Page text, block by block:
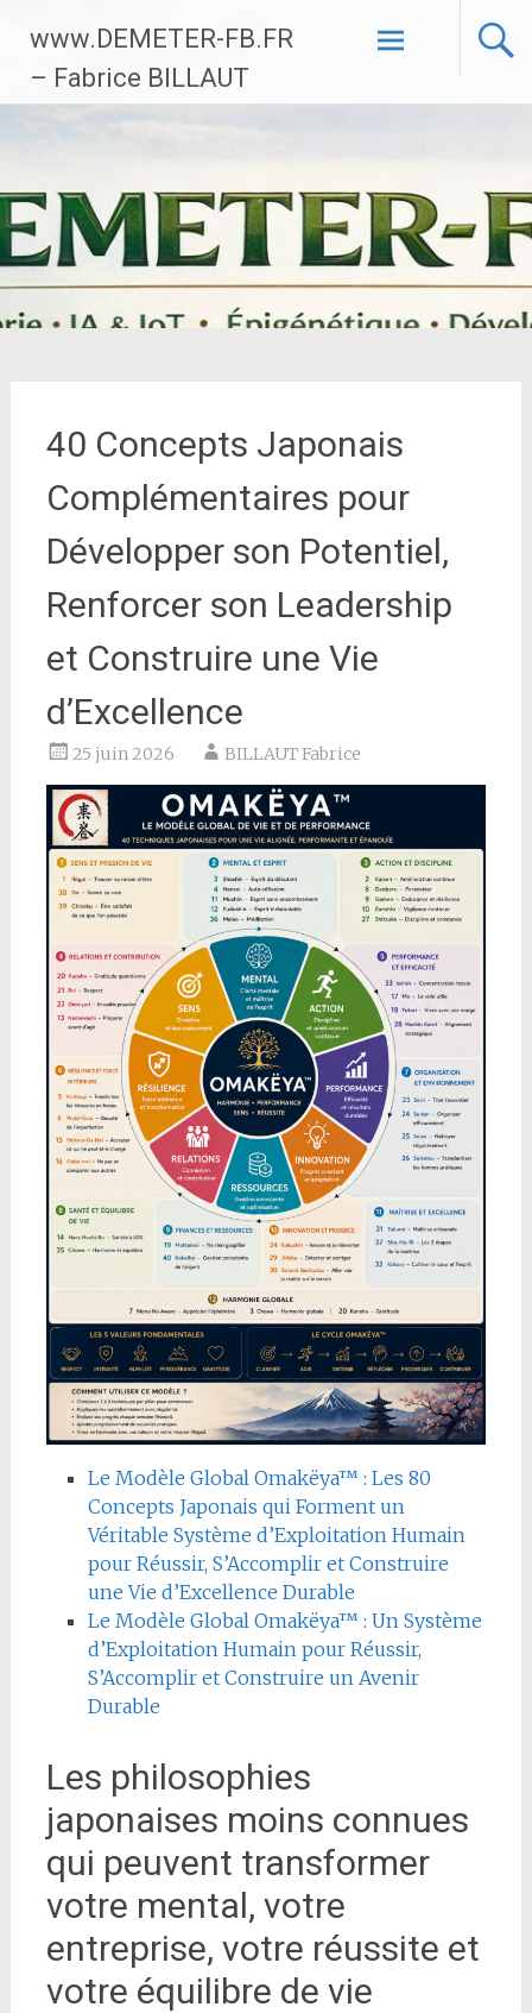
contenu
principal
www.DEMETER-FB.FR
– Fabrice BILLAUT
40 Concepts Japonais
Complémentaires pour
Développer son Potentiel,
Renforcer son Leadership
et Construire une Vie
d’Excellence
25 juin 2026 BILLAUT Fabrice
Le Modèle Global Omakëya™ : Les 80
Concepts Japonais qui Forment un
Véritable Système d’Exploitation Humain
pour Réussir, S’Accomplir et Construire
une Vie d’Excellence Durable
Le Modèle Global Omakëya™ : Un Système
d’Exploitation Humain pour Réussir,
S’Accomplir et Construire un Avenir
Durable
Les philosophies
japonaises moins connues
qui peuvent transformer
votre mental, votre
entreprise, votre réussite et
votre équilibre de vie